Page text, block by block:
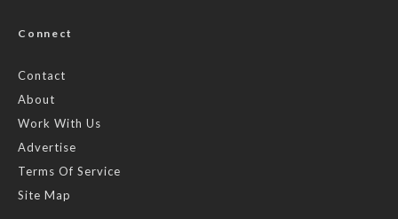
Connect
Contact
About
Work With Us
Advertise
Terms Of Service
Site Map